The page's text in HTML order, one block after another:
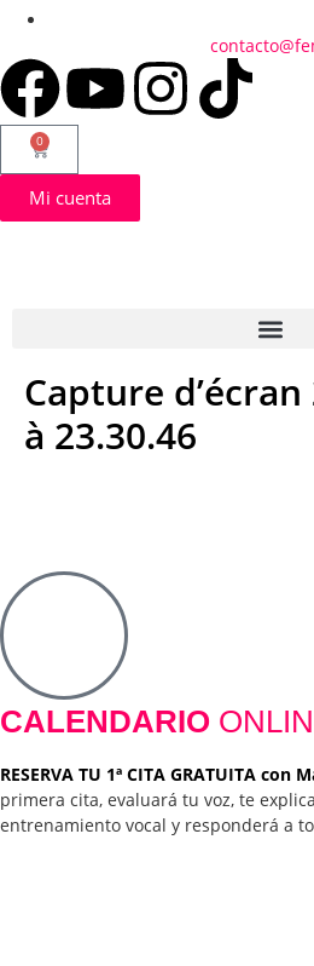
0
Mi cuenta
Capture d’écran
à 23.30.46
CALENDARIO
RESERVA TU 1ª CITA GRATUITA con
primera cita, evaluará tu voz, te
entrenamiento vocal y responderá a